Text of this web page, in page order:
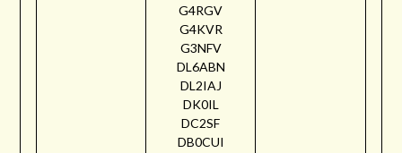
G4RGV
G4KVR
G3NFV
DL6ABN
DL2IAJ
DK0IL
DC2SF
DB0CUI